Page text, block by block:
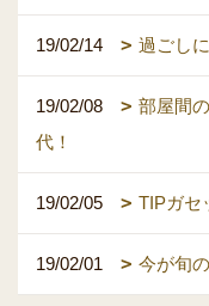
19/02/14 過ごし
19/02/08
部屋間
代！
19/02/05 TIPガセ
19/02/01 今が旬